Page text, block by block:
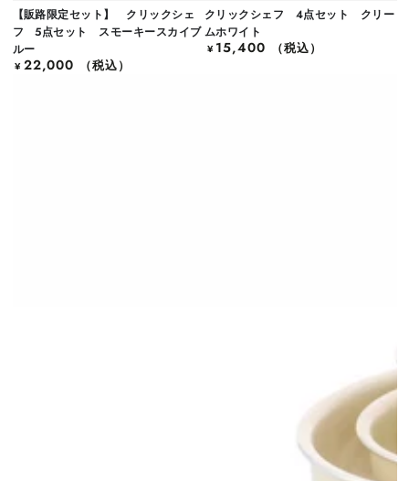
【販路限定セット】 クリックシェ
フ 5点セット スモーキースカイブ
ルー
定
¥ 22,000 （税込）
クリックシェフ 4点セット クリー
ムホワイト
定
¥ 15,400 （税込）